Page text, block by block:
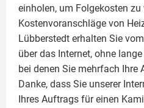
einholen, um Folgekosten zu
Kostenvoranschläge von
Lübberstedt erhalten Sie
über das Internet, ohne
bei denen Sie mehrfach Ihre
Danke, dass Sie unserer
Ihres Auftrags für einen